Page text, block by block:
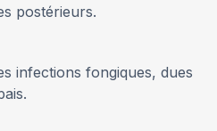
postérieurs.
infections fongiques, dues